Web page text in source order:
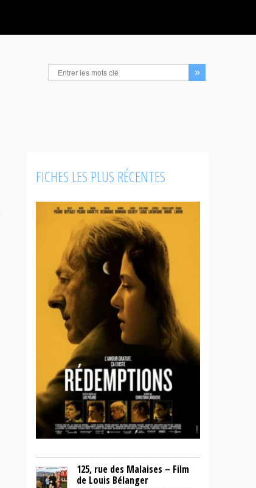
FICHES LES PLUS RÉCENTES
125, rue des Malaises – Film
de Louis Bélanger